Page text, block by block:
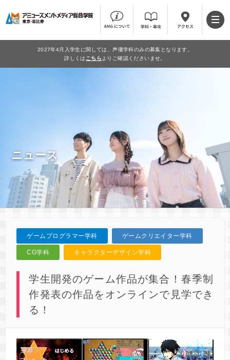
2027年4月入学生に関しては、声優学科のみの募集となります。
詳しくは こちら よりご確認くださいませ。
ニュース
ゲームプログラマー学科 ゲームクリエイター学科
CG学科 キャラクターデザイン学科
学生開発のゲーム作品が集合！春季制
作発表の作品をオンラインで見学でき
る！